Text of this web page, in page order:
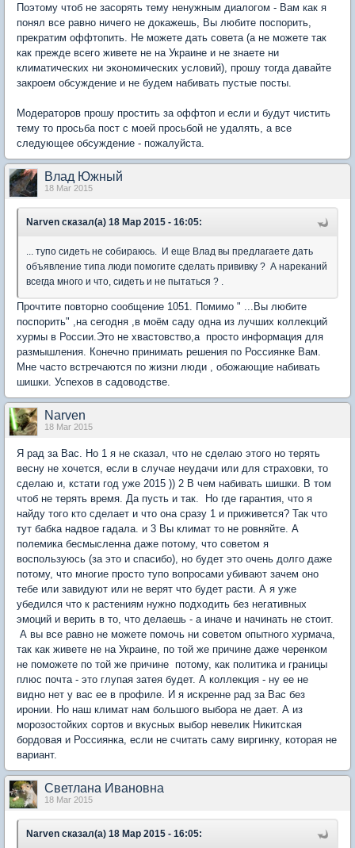
Поэтому чтоб не засорять тему ненужным диалогом - Вам как я
понял все равно ничего не докажешь, Вы любите поспорить,
прекратим оффтопить. Не можете дать совета (а не можете так
как прежде всего живете не на Украине и не знаете ни
климатических ни экономических условий), прошу тогда давайте
закроем обсуждение и не будем набивать пустые посты.
Модераторов прошу простить за оффтоп и если и будут чистить
тему то просьба пост с моей просьбой не удалять, а все
следующее обсуждение - пожалуйста.
Влад Южный
18 Mar 2015
Narven сказал(а) 18 Мар 2015 - 16:05:
... тупо сидеть не собираюсь. И еще Влад вы предлагаете дать
объявление типа люди помогите сделать прививку ? А нареканий
всегда много и что, сидеть и не пытаться ? .
Прочтите повторно сообщение 1051. Помимо " ...Вы любите
поспорить" ,на сегодня ,в моём саду одна из лучших коллекций
хурмы в России.Это не хвастовство,а просто информация для
размышления. Конечно принимать решения по Россиянке Вам.
Мне часто встречаются по жизни люди , обожающие набивать
шишки. Успехов в садоводстве.
Narven
18 Mar 2015
Я рад за Вас. Но 1 я не сказал, что не сделаю этого но терять
весну не хочется, если в случае неудачи или для страховки, то
сделаю и, кстати год уже 2015 )) 2 В чем набивать шишки. В том
чтоб не терять время. Да пусть и так. Но где гарантия, что я
найду того кто сделает и что она сразу 1 и приживется? Так что
тут бабка надвое гадала. и 3 Вы климат то не ровняйте. А
полемика бесмысленна даже потому, что советом я
воспользуюсь (за это и спасибо), но будет это очень долго даже
потому, что многие просто тупо вопросами убивают зачем оно
тебе или завидуют или не верят что будет расти. А я уже
убедился что к растениям нужно подходить без негативных
эмоций и верить в то, что делаешь - а иначе и начинать не стоит.
А вы все равно не можете помочь ни советом опытного хурмача,
так как живете не на Украине, по той же причине даже черенком
не поможете по той же причине потому, как политика и границы
плюс почта - это глупая затея будет. А коллекция - ну ее не
видно нет у вас ее в профиле. И я искренне рад за Вас без
иронии. Но наш климат нам большого выбора не дает. А из
морозостойких сортов и вкусных выбор невелик Никитская
бордовая и Россиянка, если не считать саму виргинку, которая не
вариант.
Светлана Ивановна
18 Mar 2015
Narven сказал(а) 18 Мар 2015 - 16:05: